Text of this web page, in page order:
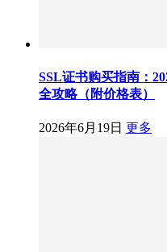
SSL证书购买指南：
全攻略（附价格表）
2026年6月19日 更多